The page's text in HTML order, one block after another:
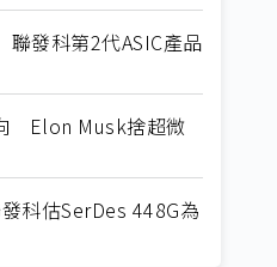
發科第2代ASIC產品
Elon Musk捨超微
科估SerDes 448G為